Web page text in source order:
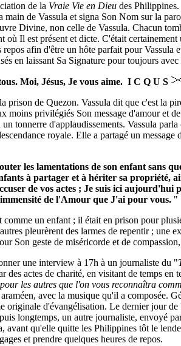
de la Vraie Vie en Dieu des
de Vassula et signa Son Nom sur la
Divine, non celle de Vassula. Chacun
Il est présent et dicte. C'était
repos afin d'être un hôte parfait pour
en laissant Sa Signature pour toujours
Moi, Jésus, Je vous aime. I C Q U S
prison de Quezon. Vassula dit que c'est la
privilégiés Son message d'amour et
tonnerre d'applaudissements. Vassula
royale. Elle a partagé un
les lamentations de son enfant sans
à partager et à hériter sa propriété,
de vos actes ; Je suis ici
de l'Amour que J'ai pour vous. "
un enfant ; il était en prison pour
pleurèrent des larmes de repentir ; une
Son geste de miséricorde et de
une interview à 17h à un journaliste du "
actes de charité, en visitant de temps en
les autres que l'on vous reconnaîtra
avec la musique qu'il a composée.
d'évangélisation. Le dernier jour
longtemps, un autre journaliste, envoyé
qu'elle quitte les Philippines tôt le
et prendre quelques heures de repos.